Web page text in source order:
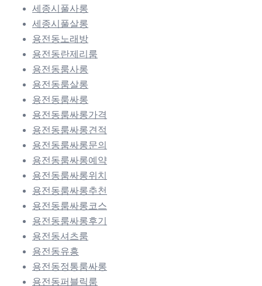
세종시풀사롱
세종시풀살롱
용전동노래방
용전동란제리룸
용전동룸사롱
용전동룸살롱
용전동룸싸롱
용전동룸싸롱가격
용전동룸싸롱견적
용전동룸싸롱문의
용전동룸싸롱예약
용전동룸싸롱위치
용전동룸싸롱추천
용전동룸싸롱코스
용전동룸싸롱후기
용전동셔츠룸
용전동유흥
용전동정통룸싸롱
용전동퍼블릭룸